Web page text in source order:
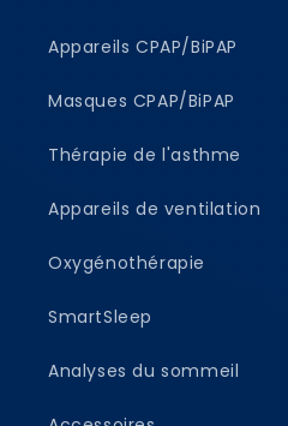
Appareils CPAP/BiPAP
Masques CPAP/BiPAP
Thérapie de l'asthme
Appareils de ventilation
Oxygénothérapie
SmartSleep
Analyses du sommeil